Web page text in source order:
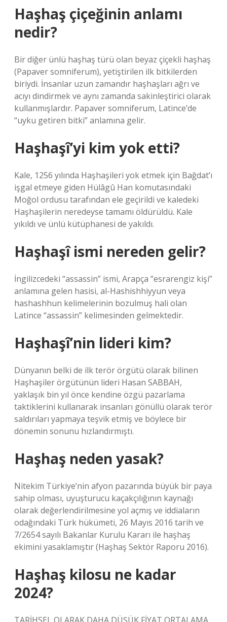
Haşhaş çiçeğinin anlamı
nedir?
Bir diğer ünlü haşhaş türü olan beyaz çiçekli haşhaş
(Papaver somniferum), yetiştirilen ilk bitkilerden
biriydi. İnsanlar uzun zamandır haşhaşları ağrı ve
acıyı dindirmek ve aynı zamanda sakinleştirici olarak
kullanmışlardır. Papaver somniferum, Latince’de
“uyku getiren bitki” anlamına gelir.
Haşhaşî’yi kim yok etti?
Kale, 1256 yılında Haşhaşileri yok etmek için Bağdat’ı
işgal etmeye giden Hülâgû Han komutasındaki
Moğol ordusu tarafından ele geçirildi ve kaledeki
Haşhaşilerin neredeyse tamamı öldürüldü. Kale
yıkıldı ve ünlü kütüphanesi de yakıldı.
Haşhaşî ismi nereden gelir?
İngilizcedeki “assassin” ismi, Arapça “esrarengiz kişi”
anlamına gelen hasisi, al-Hashishhiyyun veya
hashashhun kelimelerinin bozulmuş hali olan
Latince “assassin” kelimesinden gelmektedir.
Haşhaşî’nin lideri kim?
Dünyanın belki de ilk terör örgütü olarak bilinen
Haşhaşiler örgütünün lideri Hasan SABBAH,
yaklaşık bin yıl önce kendine özgü pazarlama
taktiklerini kullanarak insanları gönüllü olarak terör
saldırıları yapmaya teşvik etmiş ve böylece bir
dönemin sonunu hızlandırmıştı.
Haşhaş neden yasak?
Nitekim Türkiye’nin afyon pazarında büyük bir paya
sahip olması, uyuşturucu kaçakçılığının kaynağı
olarak değerlendirilmesine yol açmış ve iddiaların
odağındaki Türk hükümeti, 26 Mayıs 2016 tarih ve
7/2654 sayılı Bakanlar Kurulu Kararı ile haşhaş
ekimini yasaklamıştır (Haşhaş Sektör Raporu 2016).
Haşhaş kilosu ne kadar
2024?